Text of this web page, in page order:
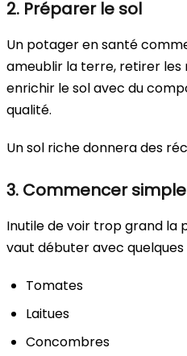
2. Préparer le sol
Un potager en santé
ameublir la terre, retirer les
enrichir le sol avec du
qualité.
Un sol riche donnera des
3. Commencer simple
Inutile de voir trop grand la
vaut débuter avec
Tomates
Laitues
Concombres